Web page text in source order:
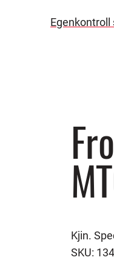
Kjin.
SKU: